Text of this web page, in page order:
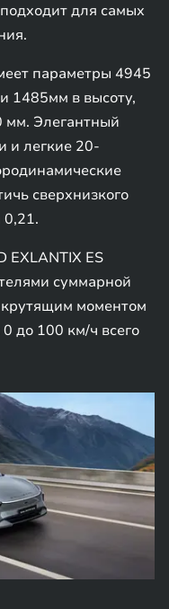
для самых
параметры 4945
1485мм в высоту,
мм. Элегантный
и легкие 20-
сверхнизкого
EXLANTIX ES
суммарной
моментом
до 100 км/ч всего